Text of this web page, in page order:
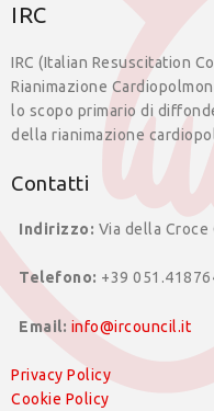
IRC
IRC (Italian Resuscitation
Rianimazione
lo scopo primario di
della rianimazione
Contatti
Indirizzo: Via della Croce
Telefono: +39
Email: info@ircouncil.it
Privacy Policy
Cookie Policy